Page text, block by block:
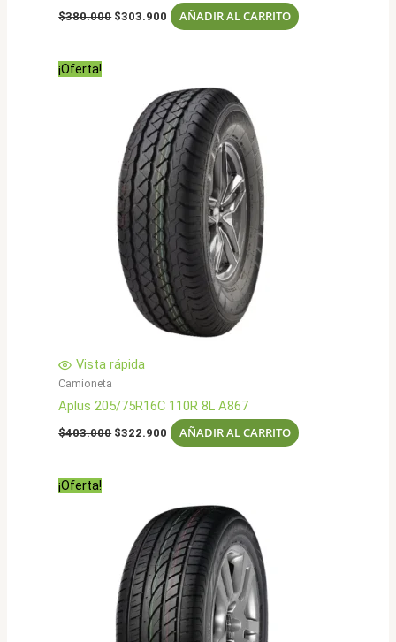
$380.000 El
$303.900 El
precio
AÑADIR AL CARRITO
¡Oferta!
Vista rápida
Camioneta
Aplus 205/75R16C 110R 8L A867
$403.000 El
$322.900 El
precio
AÑADIR AL CARRITO
¡Oferta!